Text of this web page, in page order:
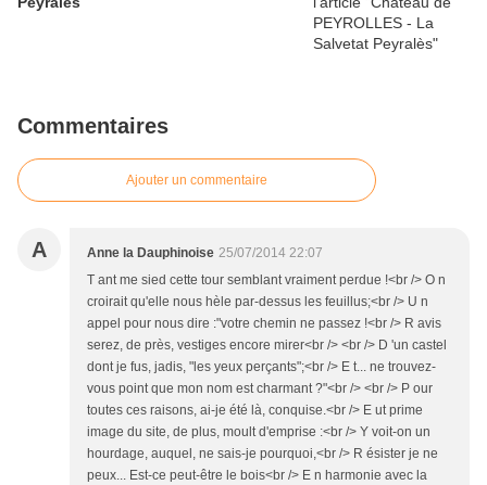
Commentaires
Ajouter un commentaire
A Anne la Dauphinoise 25/07/2014 22:07
T ant me sied cette tour semblant vraiment perdue !<br /> O n
croirait qu'elle nous hèle par-dessus les feuillus;<br /> U n
appel pour nous dire :"votre chemin ne passez !<br /> R avis
serez, de près, vestiges encore mirer<br /> <br /> D 'un castel
dont je fus, jadis, "les yeux perçants";<br /> E t... ne trouvez-
vous point que mon nom est charmant ?"<br /> <br /> P our
toutes ces raisons, ai-je été là, conquise.<br /> E ut prime
image du site, de plus, moult d'emprise :<br /> Y voit-on un
hourdage, auquel, ne sais-je pourquoi,<br /> R ésister je ne
peux... Est-ce peut-être le bois<br /> E n harmonie avec la